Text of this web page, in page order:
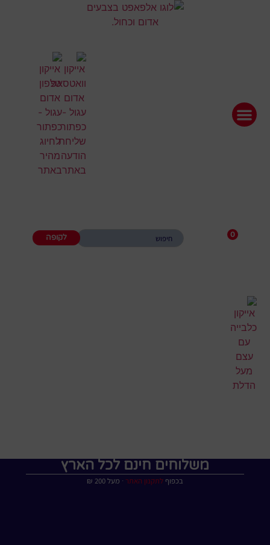
0 לקופה
משלוחים חינם לכל הארץ
בכפוף לתקנון האתר ∙ מעל 200 ₪